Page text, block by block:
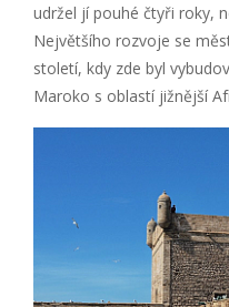
udržel jí pouhé čtyři roky,
Největšího rozvoje se
století, kdy zde byl
Maroko s oblastí jižnější